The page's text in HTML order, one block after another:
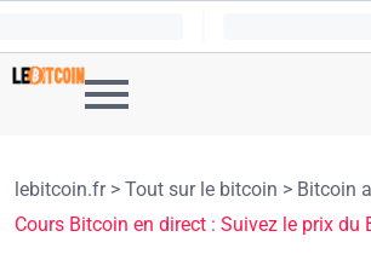
lebitcoin.fr> Tout sur le bitcoin > Bitcoin
Cours Bitcoin en direct : Suivez le prix du